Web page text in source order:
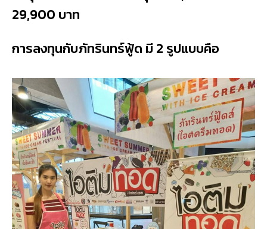
29,900 บาท
การลงทุนกับภัทรินทร์ฟู้ด มี 2 รูปแบบคือ